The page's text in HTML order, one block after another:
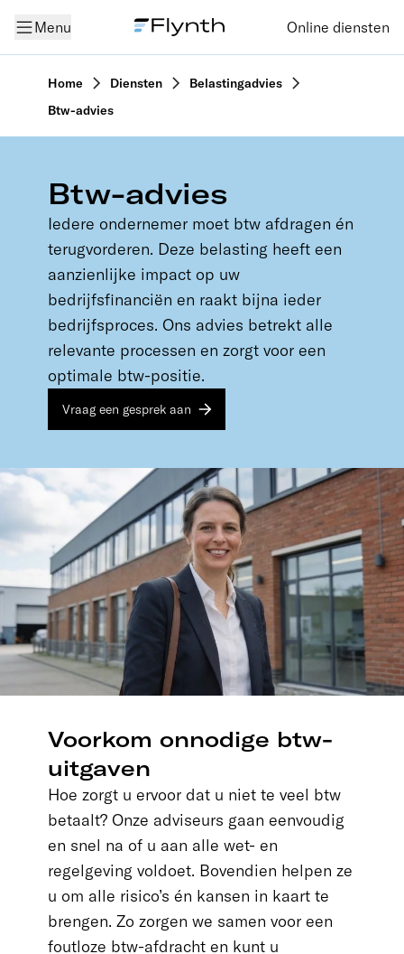
Menu Online diensten
Home Diensten
Belastingadvies
Btw-advies
Btw-advies
Iedere ondernemer moet btw afdragen én
terugvorderen. Deze belasting heeft een
aanzienlijke impact op uw
bedrijfsfinanciën en raakt bijna ieder
bedrijfsproces. Ons advies betrekt alle
relevante processen en zorgt voor een
optimale btw-positie.
Vraag een gesprek aan
Voorkom onnodige btw-
uitgaven
Hoe zorgt u ervoor dat u niet te veel btw
betaalt? Onze adviseurs gaan eenvoudig
en snel na of u aan alle wet- en
regelgeving voldoet. Bovendien helpen ze
u om alle risico’s én kansen in kaart te
brengen. Zo zorgen we samen voor een
foutloze btw-afdracht en kunt u